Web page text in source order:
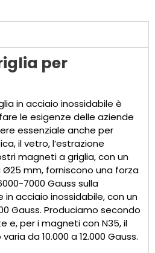
per
in acciaio inossidabile è
le esigenze delle aziende
essenziale anche per
il vetro, l’estrazione
magneti a griglia, con un
mm, forniscono una forza
7000 Gauss sulla
acciaio inossidabile, con un
Gauss. Produciamo secondo
e, per i magneti con N35, il
da 10.000 a 12.000 Gauss.